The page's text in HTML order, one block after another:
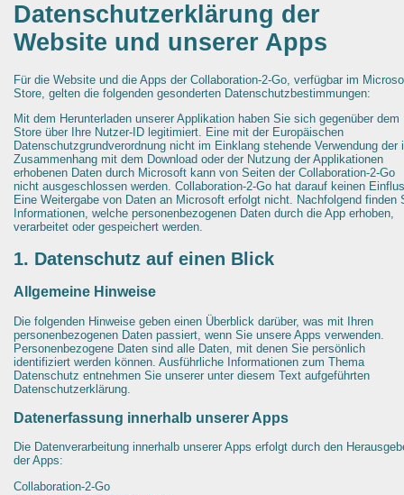
Datenschutzerklärung der
Website und unserer Apps
Für die Website und die Apps der Collaboration-2-Go, verfügbar im
Store, gelten die folgenden gesonderten Datenschutzbestimmungen:
Mit dem Herunterladen unserer Applikation haben Sie sich gegenüber dem
Store über Ihre Nutzer-ID legitimiert. Eine mit der Europäischen
Datenschutzgrundverordnung nicht im Einklang stehende Verwendung der
Zusammenhang mit dem Download oder der Nutzung der Applikationen
erhobenen Daten durch Microsoft kann von Seiten der Collaboration-2-Go
nicht ausgeschlossen werden. Collaboration-2-Go hat darauf keinen
Eine Weitergabe von Daten an Microsoft erfolgt nicht. Nachfolgend finden
Informationen, welche personenbezogenen Daten durch die App erhoben,
verarbeitet oder gespeichert werden.
1. Datenschutz auf einen Blick
Allgemeine Hinweise
Die folgenden Hinweise geben einen Überblick darüber, was mit Ihren
personenbezogenen Daten passiert, wenn Sie unsere Apps verwenden.
Personenbezogene Daten sind alle Daten, mit denen Sie persönlich
identifiziert werden können. Ausführliche Informationen zum Thema
Datenschutz entnehmen Sie unserer unter diesem Text aufgeführten
Datenschutzerklärung.
Datenerfassung innerhalb unserer Apps
Die Datenverarbeitung innerhalb unserer Apps erfolgt durch den
der Apps:
Collaboration-2-Go